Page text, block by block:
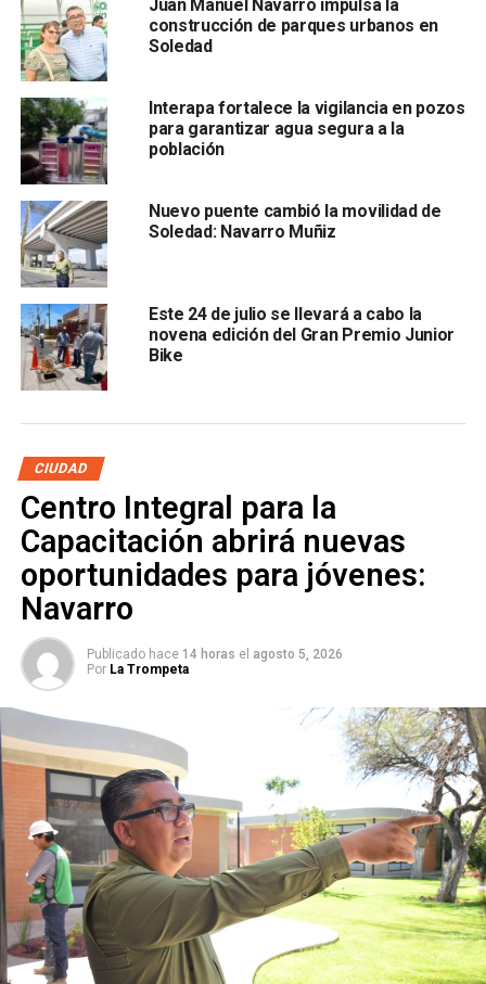
despejada en un lapso de 6 minutos tras la llamada de
auxilio, cumpliendo con los protocolos de seguridad
establecidos.
Aunque mencionó que se identificaron acciones de mejora
por parte de la brigada interna del centro comercial, como
la falta de atención a una persona que había sido colocada
intencionalmente en el suelo durante el simulacro para
evaluar la reacción de la brigada.
Agregó que se realizaron otros simulacros en elHospital
General de Especialidades de Soledad,
Leona Vicario y en la Escuela Secundaria Técnica No. 36
de Hogares Populares Pavón, remarcando la relevancia de
que las brigadas cuenten con un buen entrenamiento.
ARTÍCULOS RELACIONADOS:
SOLEDAD DE GRACIANO SÁNCHEZ
SIGUIENTE
Soledad amplía campaña de reforestación
NO TE PIERDAS
Soledad continúa proceso entrega- recepción
Juan Manuel Navarro impulsa la
construcción de parques urbanos en
Soledad
Interapa fortalece la vigilancia en pozos
para garantizar agua segura a la
población
Nuevo puente cambió la movilidad de
Soledad: Navarro Muñiz
Este 24 de julio se llevará a cabo la
novena edición del Gran Premio Junior
Bike
CIUDAD
Centro Integral para la
Capacitación abrirá nuevas
oportunidades para jóvenes:
Navarro
Publicado hace 14 horas el agosto 5, 2026
Por La Trompeta